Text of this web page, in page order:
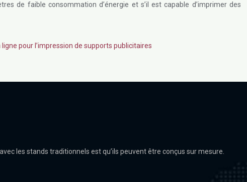
de faible consommation d’énergie et s’il est capable d’imprimer des
pour l’impression de supports publicitaires
les stands traditionnels est qu’ils peuvent être conçus sur mesure.